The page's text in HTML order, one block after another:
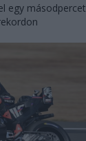
egy másodpercet